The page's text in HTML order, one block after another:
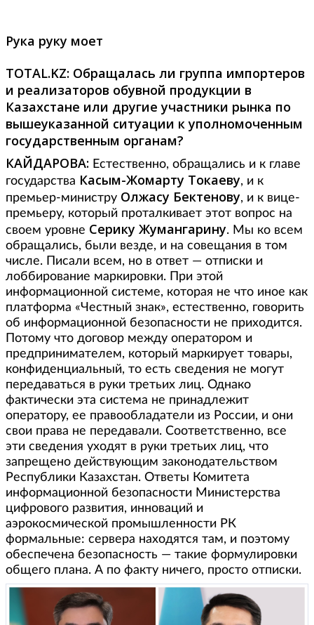
Рука руку моет
TOTAL.KZ: Обращалась ли группа импортеров
и реализаторов обувной продукции в
Казахстане или другие участники рынка по
вышеуказанной ситуации к уполномоченным
государственным органам?
КАЙДАРОВА: Естественно, обращались и к главе
государства Касым-Жомарту Токаеву, и к
премьер-министру Олжасу Бектенову, и к вице-
премьеру, который проталкивает этот вопрос на
своем уровне Серику Жумангарину. Мы ко всем
обращались, были везде, и на совещания в том
числе. Писали всем, но в ответ — отписки и
лоббирование маркировки. При этой
информационной системе, которая не что иное как
платформа «Честный знак», естественно, говорить
об информационной безопасности не приходится.
Потому что договор между оператором и
предпринимателем, который маркирует товары,
конфиденциальный, то есть сведения не могут
передаваться в руки третьих лиц. Однако
фактически эта система не принадлежит
оператору, ее правообладатели из России, и они
свои права не передавали. Соответственно, все
эти сведения уходят в руки третьих лиц, что
запрещено действующим законодательством
Республики Казахстан. Ответы Комитета
информационной безопасности Министерства
цифрового развития, инноваций и
аэрокосмической промышленности РК
формальные: сервера находятся там, и поэтому
обеспечена безопасность — такие формулировки
общего плана. А по факту ничего, просто отписки.